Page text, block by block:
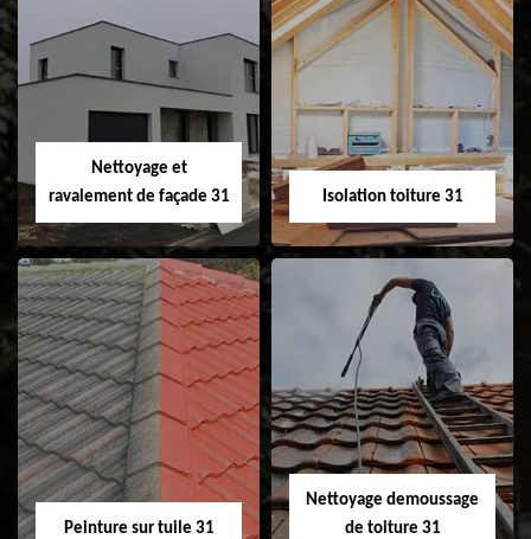
Pose et
changement de
fenêtre de toit et
Velux 31
Nettoyage et pose
Nettoyage et
ravalement de façade 31
Nettoyage et
ravalement de
façade 31
Isolation toiture 31
Isolation toiture 31
Peinture sur tuile 31
Nettoyage demoussage
de toiture 31